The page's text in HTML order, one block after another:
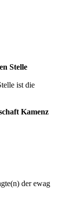
Stelle
ist die
Kamenz
der ewag